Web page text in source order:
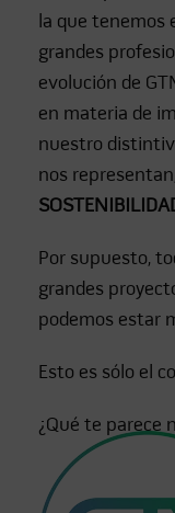
la que tenemos
grandes
evolución de
en materia de
nuestro
nos
⁣Por supuesto,
grandes
podemos estar
⁣Esto es sólo el
⁣¿Qué te parece